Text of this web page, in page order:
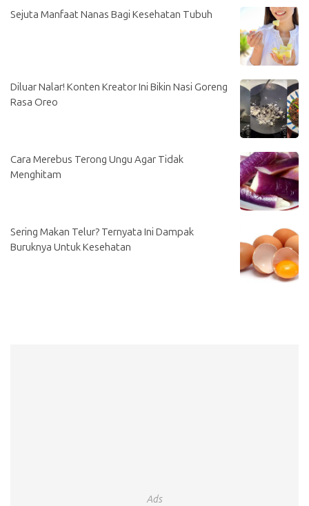
Sejuta Manfaat Nanas Bagi Kesehatan Tubuh
Diluar Nalar! Konten Kreator Ini Bikin Nasi Goreng
Rasa Oreo
Cara Merebus Terong Ungu Agar Tidak
Menghitam
Sering Makan Telur? Ternyata Ini Dampak
Buruknya Untuk Kesehatan
Ads